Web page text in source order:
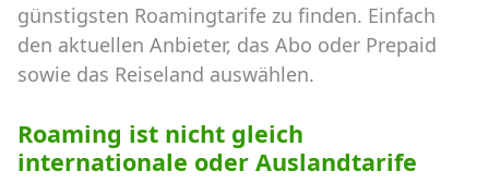
günstigsten Roamingtarife zu finden. Einfach
den aktuellen Anbieter, das Abo oder Prepaid
sowie das Reiseland auswählen.
Roaming ist nicht gleich
internationale oder Auslandtarife